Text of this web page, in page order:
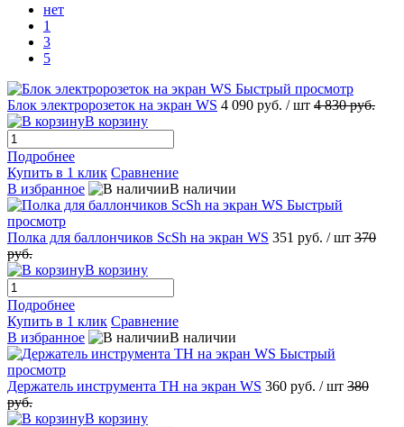
нет
1
3
5
Быстрый просмотр
Блок электророзеток на экран WS 4 090 руб. / шт 4 830 руб.
В корзину
Подробнее
Купить в 1 клик Сравнение
В избранное
В наличии
Быстрый
просмотр
Полка для баллончиков ScSh на экран WS 351 руб. / шт 370
руб.
В корзину
Подробнее
Купить в 1 клик Сравнение
В избранное
В наличии
Быстрый
просмотр
Держатель инструмента TH на экран WS 360 руб. / шт 380
руб.
В корзину